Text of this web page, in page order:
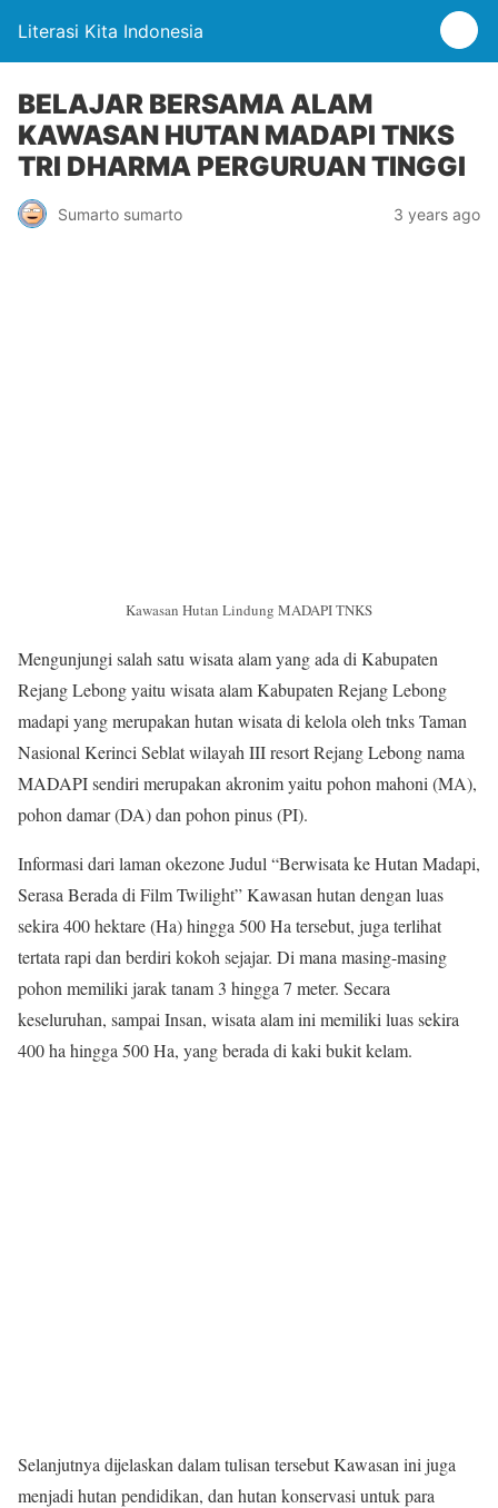
Literasi Kita Indonesia
BELAJAR BERSAMA ALAM
KAWASAN HUTAN MADAPI TNKS
TRI DHARMA PERGURUAN TINGGI
Sumarto sumarto 3 years ago
Kawasan Hutan Lindung MADAPI TNKS
Mengunjungi salah satu wisata alam yang ada di Kabupaten
Rejang Lebong yaitu wisata alam Kabupaten Rejang Lebong
madapi yang merupakan hutan wisata di kelola oleh tnks Taman
Nasional Kerinci Seblat wilayah III resort Rejang Lebong nama
MADAPI sendiri merupakan akronim yaitu pohon mahoni (MA),
pohon damar (DA) dan pohon pinus (PI).
Informasi dari laman okezone Judul “Berwisata ke Hutan Madapi,
Serasa Berada di Film Twilight” Kawasan hutan dengan luas
sekira 400 hektare (Ha) hingga 500 Ha tersebut, juga terlihat
tertata rapi dan berdiri kokoh sejajar. Di mana masing-masing
pohon memiliki jarak tanam 3 hingga 7 meter. Secara
keseluruhan, sampai Insan, wisata alam ini memiliki luas sekira
400 ha hingga 500 Ha, yang berada di kaki bukit kelam.
Selanjutnya dijelaskan dalam tulisan tersebut Kawasan ini juga
menjadi hutan pendidikan, dan hutan konservasi untuk para